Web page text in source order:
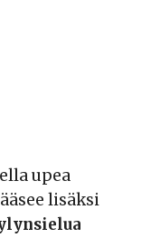
upea
lisäksi